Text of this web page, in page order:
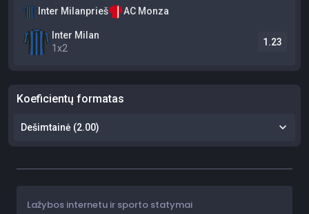
Lažybos internetu ir sporto statymai